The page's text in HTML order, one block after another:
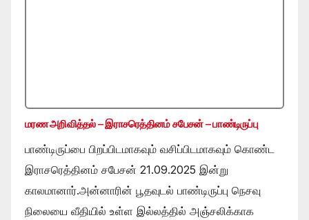
மரண அறிவித்தல் – இராசரெத்தினம் சபேசன் – பாண்டிருப்பு
பாண்டிருப்பை பிறப்பிடமாகவும் வசிப்பிடமாகவும் கொண்ட
இராசரெத்தினம் சபேசன் 21.09.2025 இன்று
காலமானார்.அன்னாரின் பூதவுடல் பாண்டிருப்பு நெசவு
நிலையை வீதியில் உள்ள இல்லத்தில் அஞ்சலிக்காக